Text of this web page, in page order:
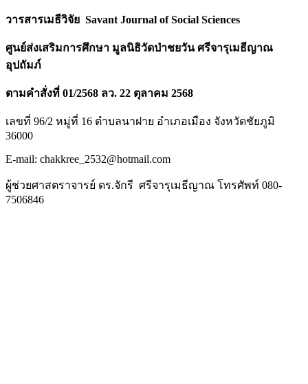
วารสารเมธีวิจัย Savant Journal of Social Sciences
ศูนย์ส่งเสริมการศึกษา มูลนิธิวัดป่าชยวัน ศรีจารุเมธีญาณ
อุปถัมภ์
ตามคำสั่งที่ 01/2568 ลว. 22 ตุลาคม 2568
เลขที่ 96/2 หมู่ที่ 16 ตำบลนาฝาย อำเภอเมือง จังหวัดชัยภูมิ
36000
E-mail: chakkree_2532@hotmail.com
ผู้ช่วยศาสตราจารย์ ดร.จักรี ศรีจารุเมธีญาณ โทรศัพท์ 080-
7506846